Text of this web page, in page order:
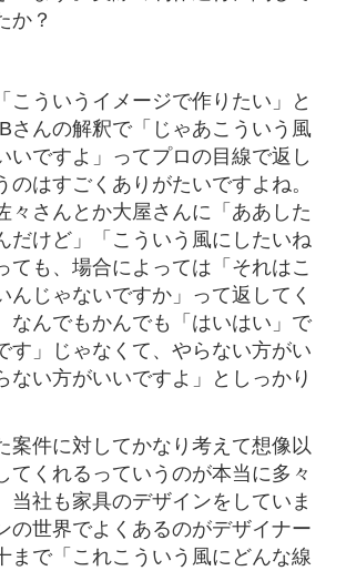
か？
こういうイメージで作りたい」と
さんの解釈で「じゃあこういう風
いですよ」ってプロの目線で返し
のはすごくありがたいですよね。
々さんとか大屋さんに「ああした
だけど」「こういう風にしたいね
ても、場合によっては「それはこ
んじゃないですか」って返してく
なんでもかんでも「はいはい」で
す」じゃなくて、やらない方がい
ない方がいいですよ」としっかり
案件に対してかなり考えて想像以
てくれるっていうのが本当に多々
当社も家具のデザインをしていま
の世界でよくあるのがデザイナー
まで「これこういう風にどんな線